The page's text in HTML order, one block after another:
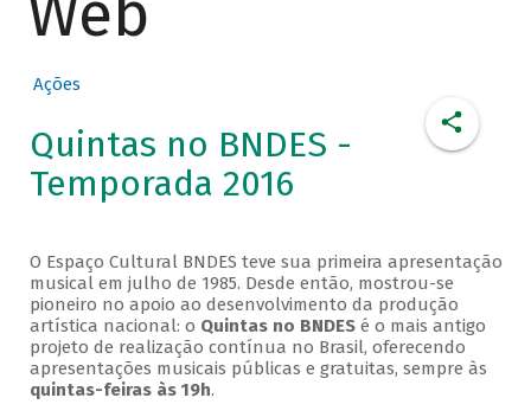
Ações
Quintas no BNDES -
Temporada 2016
O Espaço Cultural BNDES teve sua primeira apresentação
musical em julho de 1985. Desde então, mostrou-se
pioneiro no apoio ao desenvolvimento da produção
artística nacional: o Quintas no BNDESé o mais antigo
projeto de realização contínua no Brasil, oferecendo
apresentações musicais públicas e gratuitas, sempre às
quintas-feiras às 19h.